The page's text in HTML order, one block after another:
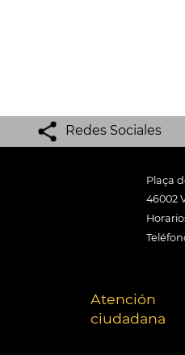
Redes Sociales
Plaça
46002
Atención
ciudadana